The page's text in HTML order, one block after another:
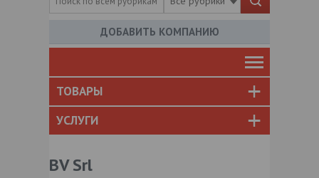
ДОБАВИТЬ КОМПАНИЮ
ТОВАРЫ
УСЛУГИ
BV Srl